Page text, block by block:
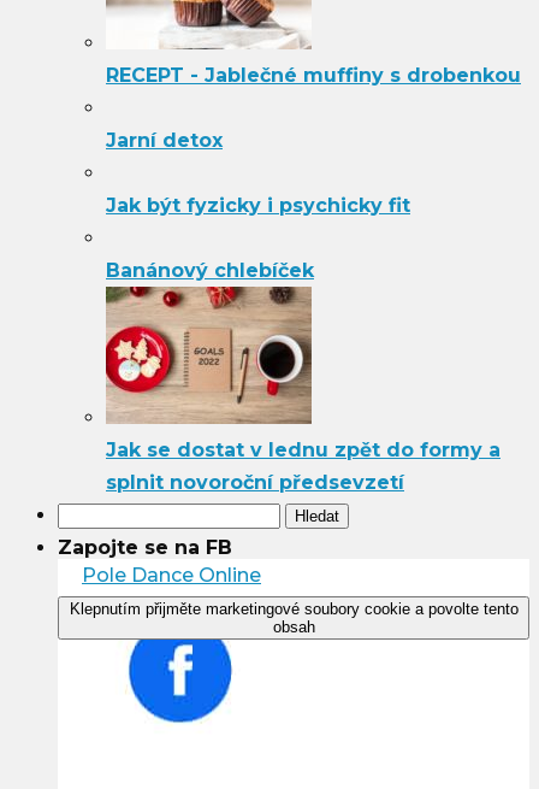
RECEPT - Jablečné muffiny s drobenkou
Jarní detox
Jak být fyzicky i psychicky fit
Banánový chlebíček
Jak se dostat v lednu zpět do formy a
splnit novoroční předsevzetí
Zapojte se na FB
Pole Dance Online
Klepnutím přijměte marketingové soubory cookie a povolte tento
obsah